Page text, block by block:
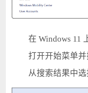
在 Windows 11 上
打开开始菜单并
从搜索结果中选